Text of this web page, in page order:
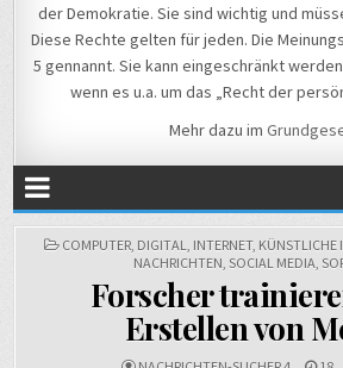
der Demokratie. Sie sind wichtig und
Diese Rechte gelten für jeden. Die
5 gennannt. Sie kann eingeschränkt
wenn es u.a. um das „Recht der
Mehr dazu im
POSTED
COMPUTER, DIGITAL, INTERNET, KÜNSTLICHE
NACHRICHTEN, SOCIAL MEDIA,
Forscher
Erstellen von